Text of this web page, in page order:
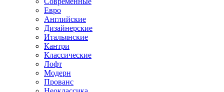
Евро
Английские
Дизайнерские
Итальянские
Кантри
Классические
Лофт
Модерн
Прованс